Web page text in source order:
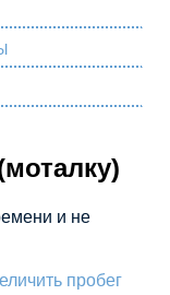
и не
пробег